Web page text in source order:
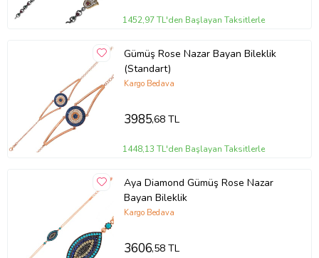
1452,97 TL'den Başlayan Taksitlerle
Gümüş Rose Nazar Bayan Bileklik
(Standart)
Kargo Bedava
3985,68 TL
1448,13 TL'den Başlayan Taksitlerle
Aya Diamond Gümüş Rose Nazar
Bayan Bileklik
Kargo Bedava
3606,58 TL